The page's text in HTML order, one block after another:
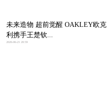
未来造物 超前觉醒 OAKLEY欧克
利携手王楚钦...
2026-06-21 20:59